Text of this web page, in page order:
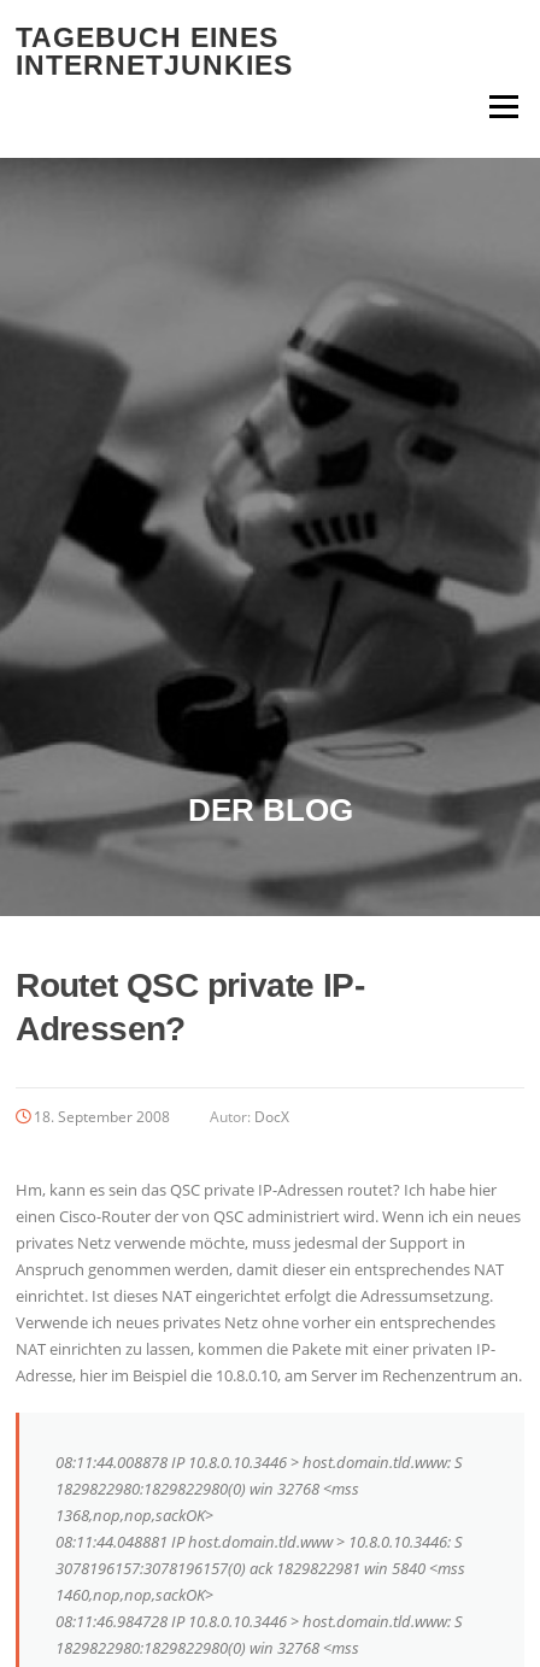
TAGEBUCH EINES
INTERNETJUNKIES
Menü
DER BLOG
Routet QSC private IP-
Adressen?
18. September 2008 Autor: DocX
Hm, kann es sein das QSC private IP-Adressen routet? Ich habe hier
einen Cisco-Router der von QSC administriert wird. Wenn ich ein neues
privates Netz verwende möchte, muss jedesmal der Support in
Anspruch genommen werden, damit dieser ein entsprechendes NAT
einrichtet. Ist dieses NAT eingerichtet erfolgt die Adressumsetzung.
Verwende ich neues privates Netz ohne vorher ein entsprechendes
NAT einrichten zu lassen, kommen die Pakete mit einer privaten IP-
Adresse, hier im Beispiel die 10.8.0.10, am Server im Rechenzentrum an.
08:11:44.008878 IP 10.8.0.10.3446 > host.domain.tld.www: S
1829822980:1829822980(0) win 32768 <mss
1368,nop,nop,sackOK>
08:11:44.048881 IP host.domain.tld.www > 10.8.0.10.3446: S
3078196157:3078196157(0) ack 1829822981 win 5840 <mss
1460,nop,nop,sackOK>
08:11:46.984728 IP 10.8.0.10.3446 > host.domain.tld.www: S
1829822980:1829822980(0) win 32768 <mss